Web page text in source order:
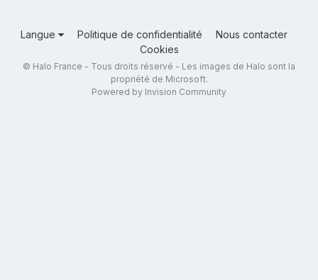
Langue Politique de confidentialité
Nous contacter
Cookies
© Halo France - Tous droits réservé - Les images de Halo sont la
propriété de Microsoft.
Powered by Invision Community